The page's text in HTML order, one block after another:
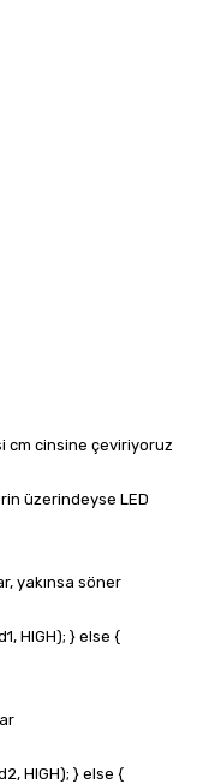
cm cinsine çeviriyoruz
üzerindeyse LED
yakınsa söner
HIGH); } else {
HIGH); } else {